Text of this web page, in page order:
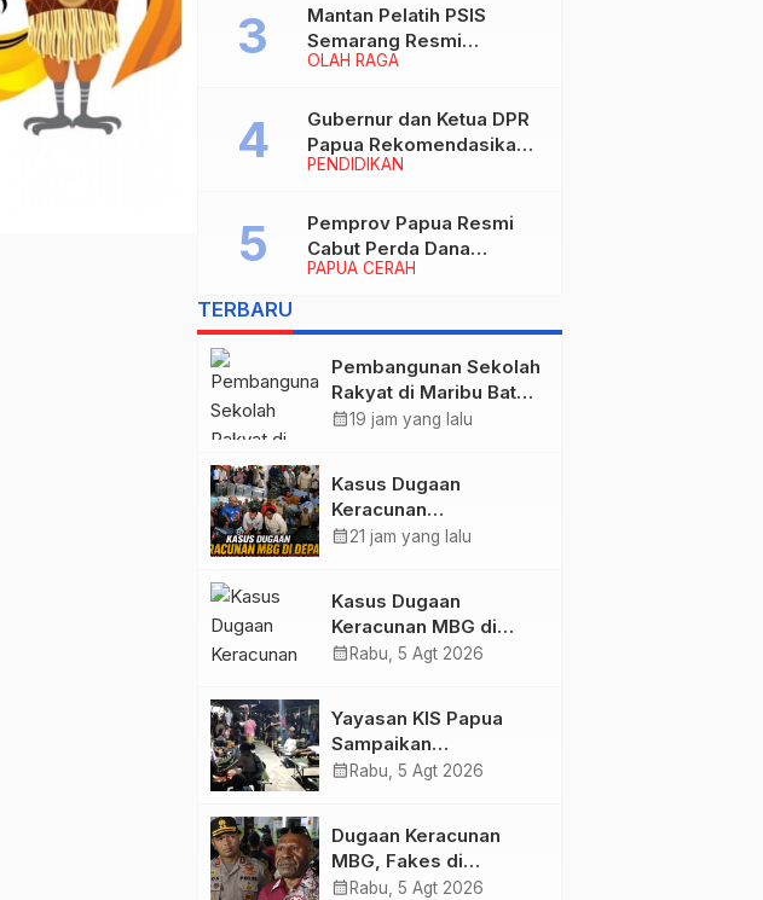
Hukum!
OLAH RAGA
Mantan Pelatih PSIS
Semarang Resmi
Nakhodahi Persipura
PENDIDIKAN
Gubernur dan Ketua DPR
Papua Rekomendasikan
Ade Yamin Jabat Rektor
periode 2026–2030
PAPUA CERAH
Pemprov Papua Resmi
Cabut Perda Dana
Cadangan, Dialihkan
Pembangunan dan
TERBARU
Pembangunan Sekolah
Rakyat di Maribu Batal,
Dipindahkan ke Muara
calendar_month19 jam yang lalu
Kasus Dugaan
Keracunan
MBG: Wamengadri
yang Ditemukan
calendar_month21 jam yang lalu
Kasus Dugaan
Keracunan MBG di
Kabupaten Jayapura,
calendar_month Rabu, 5 Agt 2026
Yayasan KIS Papua
Sampaikan
Permohonan Maaf dan
Keracunan MBG di
Depapre
calendar_month Rabu, 5 Agt 2026
Dugaan Keracunan
MBG, Fakes di
Kabupaten Jayapura
calendar_month Rabu, 5 Agt 2026